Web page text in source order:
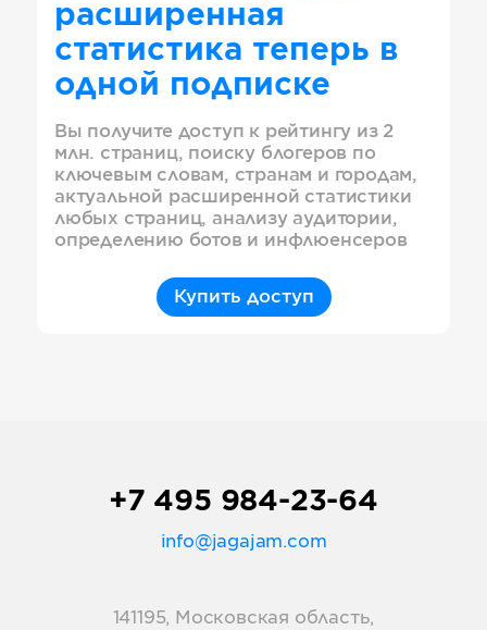
расширенная
статистика теперь в
одной подписке
Вы получите доступ к рейтингу из 2
млн. страниц, поиску блогеров по
ключевым словам, странам и городам,
актуальной расширенной статистики
любых страниц, анализу аудитории,
определению ботов и инфлюенсеров
Купить доступ
+7 495 984-23-64
info@jagajam.com
141195, Московская область,